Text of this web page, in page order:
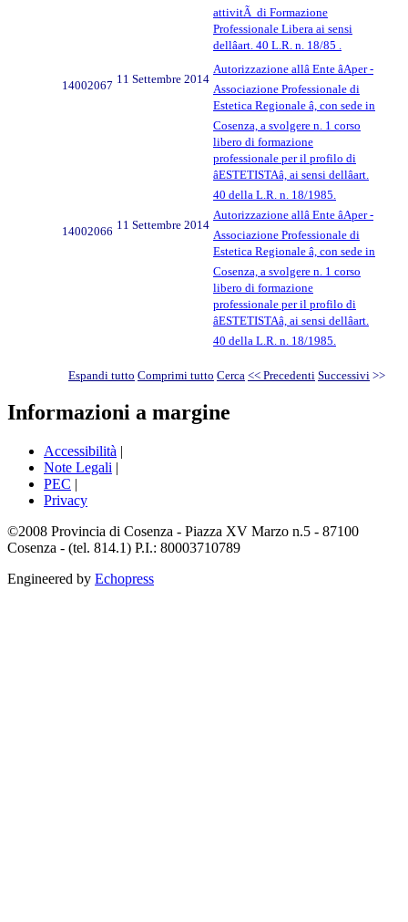
attivitÃ di Formazione
Professionale Libera ai sensi
dellâart. 40 L.R. n. 18/85 .
14002067 11 Settembre 2014
Autorizzazione allâ Ente âAper -
Associazione Professionale di
Estetica Regionale â, con sede in
Cosenza, a svolgere n. 1 corso
libero di formazione
professionale per il profilo di
âESTETISTAâ, ai sensi dellâart.
40 della L.R. n. 18/1985.
14002066 11 Settembre 2014
Autorizzazione allâ Ente âAper -
Associazione Professionale di
Estetica Regionale â, con sede in
Cosenza, a svolgere n. 1 corso
libero di formazione
professionale per il profilo di
âESTETISTAâ, ai sensi dellâart.
40 della L.R. n. 18/1985.
Espandi tutto Comprimi tutto Cerca << Precedenti Successivi >>
Informazioni a margine
Accessibilità |
Note Legali |
PEC |
Privacy
©2008 Provincia di Cosenza - Piazza XV Marzo n.5 - 87100
Cosenza - (tel. 814.1) P.I.: 80003710789
Engineered by Echopress